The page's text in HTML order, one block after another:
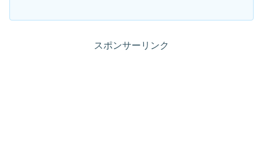
スポンサーリンク